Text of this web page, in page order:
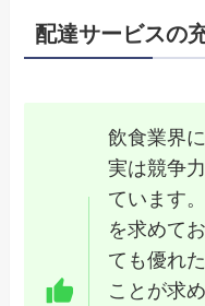
配達サービスの
飲食業界
実は競争
ています
を求めて
ても優れ
ことが求